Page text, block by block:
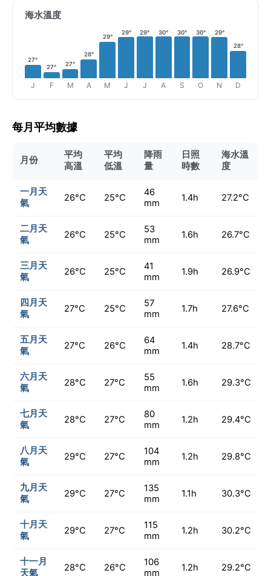
海水溫度
27°
J
27°
F
27°
M
28°
A
29°
M
29°
J
29°
J
30°
A
30°
S
30°
O
29°
N
28°
D
每月平均數據
月份
平均
高溫
平均
低溫
降雨
量
日照
時數
海水溫
度
一月天
氣
26°C 25°C
46
mm
1.4h 27.2°C
二月天
氣
26°C 25°C
53
mm
1.6h 26.7°C
三月天
氣
26°C 25°C
41
mm
1.9h 26.9°C
四月天
氣
27°C 25°C
57
mm
1.7h 27.6°C
五月天
氣
27°C 26°C
64
mm
1.4h 28.7°C
六月天
氣
28°C 27°C
55
mm
1.6h 29.3°C
七月天
氣
28°C 27°C
80
mm
1.2h 29.4°C
八月天
氣
29°C 27°C
104
mm
1.2h 29.8°C
九月天
氣
29°C 27°C
135
mm
1.1h 30.3°C
十月天
氣
29°C 27°C
115
mm
1.2h 30.2°C
十一月
天氣
28°C 26°C
106
mm
1.2h 29.2°C